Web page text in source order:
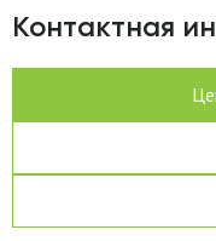
Контактная